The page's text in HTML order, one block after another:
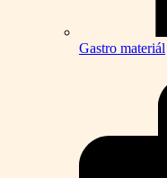
Gastro materiál